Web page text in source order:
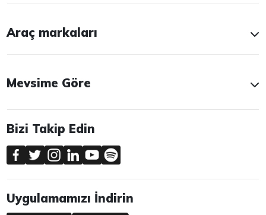
Araç markaları
Mevsime Göre
Bizi Takip Edin
Uygulamamızı İndirin